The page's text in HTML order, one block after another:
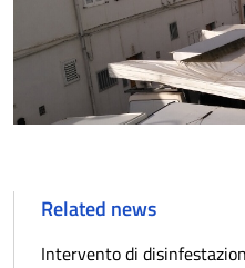
Related news
Intervento di